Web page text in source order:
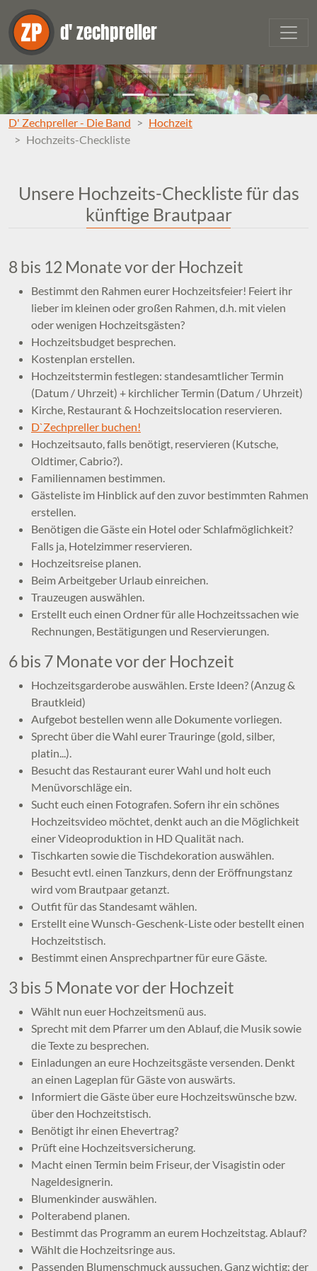
d' zechpreller
D' Zechpreller - Die Band
Hochzeit
Hochzeits-Checkliste
Unsere Hochzeits-Checkliste für das
künftige Brautpaar
8 bis 12 Monate vor der Hochzeit
Bestimmt den Rahmen eurer Hochzeitsfeier! Feiert ihr
lieber im kleinen oder großen Rahmen, d.h. mit vielen
oder wenigen Hochzeitsgästen?
Hochzeitsbudget besprechen.
Kostenplan erstellen.
Hochzeitstermin festlegen: standesamtlicher Termin
(Datum / Uhrzeit) + kirchlicher Termin (Datum / Uhrzeit)
Kirche, Restaurant & Hochzeitslocation reservieren.
D`Zechpreller buchen!
Hochzeitsauto, falls benötigt, reservieren (Kutsche,
Oldtimer, Cabrio?).
Familiennamen bestimmen.
Gästeliste im Hinblick auf den zuvor bestimmten Rahmen
erstellen.
Benötigen die Gäste ein Hotel oder Schlafmöglichkeit?
Falls ja, Hotelzimmer reservieren.
Hochzeitsreise planen.
Beim Arbeitgeber Urlaub einreichen.
Trauzeugen auswählen.
Erstellt euch einen Ordner für alle Hochzeitssachen wie
Rechnungen, Bestätigungen und Reservierungen.
6 bis 7 Monate vor der Hochzeit
Hochzeitsgarderobe auswählen. Erste Ideen? (Anzug &
Brautkleid)
Aufgebot bestellen wenn alle Dokumente vorliegen.
Sprecht über die Wahl eurer Trauringe (gold, silber,
platin...).
Besucht das Restaurant eurer Wahl und holt euch
Menüvorschläge ein.
Sucht euch einen Fotografen. Sofern ihr ein schönes
Hochzeitsvideo möchtet, denkt auch an die Möglichkeit
einer Videoproduktion in HD Qualität nach.
Tischkarten sowie die Tischdekoration auswählen.
Besucht evtl. einen Tanzkurs, denn der Eröffnungstanz
wird vom Brautpaar getanzt.
Outfit für das Standesamt wählen.
Erstellt eine Wunsch-Geschenk-Liste oder bestellt einen
Hochzeitstisch.
Bestimmt einen Ansprechpartner für eure Gäste.
3 bis 5 Monate vor der Hochzeit
Wählt nun euer Hochzeitsmenü aus.
Sprecht mit dem Pfarrer um den Ablauf, die Musik sowie
die Texte zu besprechen.
Einladungen an eure Hochzeitsgäste versenden. Denkt
an einen Lageplan für Gäste von auswärts.
Informiert die Gäste über eure Hochzeitswünsche bzw.
über den Hochzeitstisch.
Benötigt ihr einen Ehevertrag?
Prüft eine Hochzeitsversicherung.
Macht einen Termin beim Friseur, der Visagistin oder
Nageldesignerin.
Blumenkinder auswählen.
Polterabend planen.
Bestimmt das Programm an eurem Hochzeitstag. Ablauf?
Wählt die Hochzeitsringe aus.
Passenden Blumenschmuck aussuchen. Ganz wichtig: der